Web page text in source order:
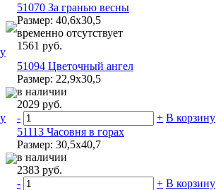
51070 За гранью весны
Размер: 40,6х30,5
временно отсутствует
1561 руб.
51094 Цветочный ангел
Размер: 22,9x30,5
в наличии
2029 руб.
-
+ В корзину
51113 Часовня в горах
Размер: 30,5х40,7
в наличии
2383 руб.
-
+ В корзину